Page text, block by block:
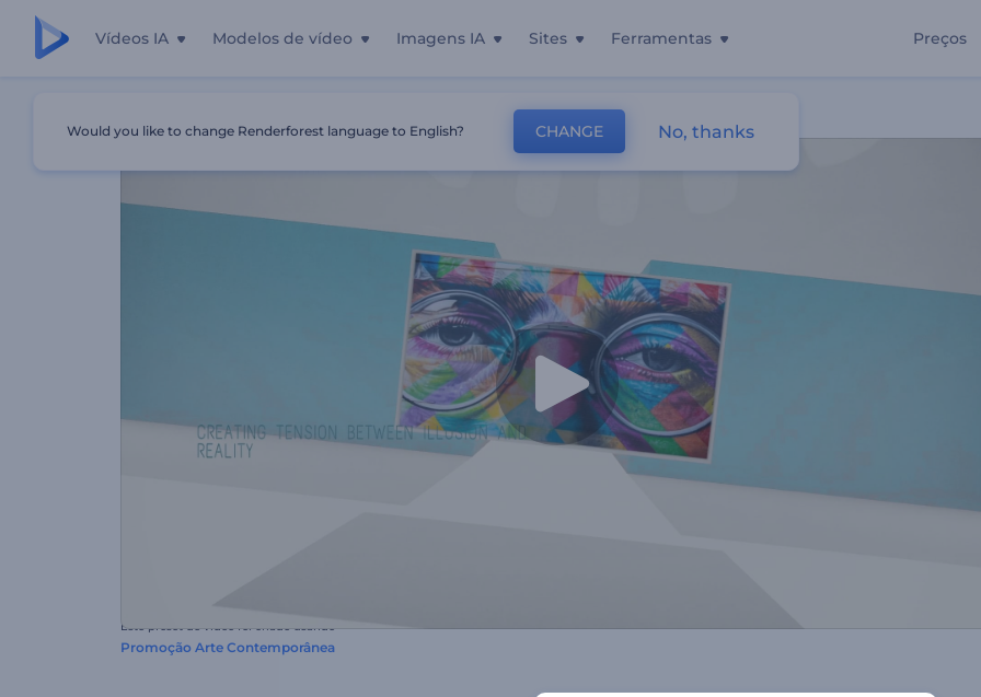
Vídeos IA Modelos de vídeo Imagens IA Sites Ferramentas Preços
Promoção De Galeria De Arte Contemporânea
Este preset de vídeo foi criado usando
Promoção Arte Contemporânea
Would you like to change Renderforest language to English? CHANGE No, thanks